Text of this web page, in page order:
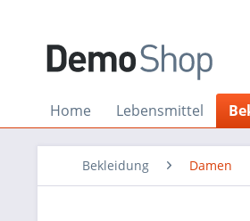
Home Lebensmittel
Bekleidung Damen